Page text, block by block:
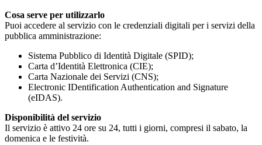
Cosa serve per utilizzarlo
Puoi accedere al servizio con le credenziali digitali per i servizi della
pubblica amministrazione:
Sistema Pubblico di Identità Digitale (SPID);
Carta d’Identità Elettronica (CIE);
Carta Nazionale dei Servizi (CNS);
Electronic IDentification Authentication and Signature
(eIDAS).
Disponibilità del servizio
Il servizio è attivo 24 ore su 24, tutti i giorni, compresi il sabato, la
domenica e le festività.